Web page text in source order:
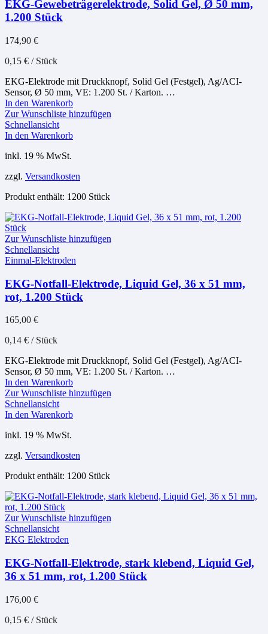
EKG-Gewebeträgerelektrode, Solid Gel, Ø 50 mm,
1.200 Stück
174,90 €
0,15 € / Stück
EKG-Elektrode mit Druckknopf, Solid Gel (Festgel), Ag/ACI-
Sensor, Ø 50 mm, VE: 1.200 St. / Karton. …
In den Warenkorb
Zur Wunschliste hinzufügen
Schnellansicht
In den Warenkorb
inkl. 19 % MwSt.
zzgl. Versandkosten
Produkt enthält: 1200 Stück
Zur Wunschliste hinzufügen
Schnellansicht
Einmal-Elektroden
EKG-Notfall-Elektrode, Liquid Gel, 36 x 51 mm,
rot, 1.200 Stück
165,00 €
0,14 € / Stück
EKG-Elektrode mit Druckknopf, Solid Gel (Festgel), Ag/ACI-
Sensor, Ø 50 mm, VE: 1.200 St. / Karton. …
In den Warenkorb
Zur Wunschliste hinzufügen
Schnellansicht
In den Warenkorb
inkl. 19 % MwSt.
zzgl. Versandkosten
Produkt enthält: 1200 Stück
Zur Wunschliste hinzufügen
Schnellansicht
EKG Elektroden
EKG-Notfall-Elektrode, stark klebend, Liquid Gel,
36 x 51 mm, rot, 1.200 Stück
176,00 €
0,15 € / Stück